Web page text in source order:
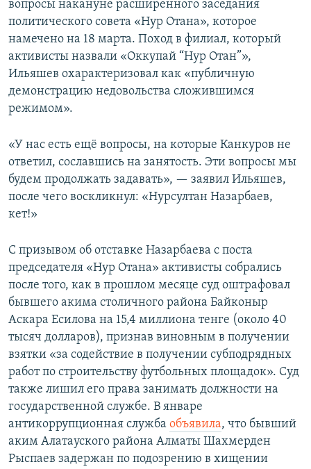
вопросы накануне расширенного заседания
политического совета «Нур Отана», которое
намечено на 18 марта. Поход в филиал, который
активисты назвали «Оккупай “Нур Отан”»,
Ильяшев охарактеризовал как «публичную
демонстрацию недовольства сложившимся
режимом».
«У нас есть ещё вопросы, на которые Канкуров не
ответил, сославшись на занятость. Эти вопросы мы
будем продолжать задавать», — заявил Ильяшев,
после чего воскликнул: «Нурсултан Назарбаев,
кет!»
С призывом об отставке Назарбаева с поста
председателя «Нур Отана» активисты собрались
после того, как в прошлом месяце суд оштрафовал
бывшего акима столичного района Байконыр
Аскара Есилова на 15,4 миллиона тенге (около 40
тысяч долларов), признав виновным в получении
взятки «за содействие в получении субподрядных
работ по строительству футбольных площадок». Суд
также лишил его права занимать должности на
государственной службе. В январе
антикоррупционная служба объявила, что бывший
аким Алатауского района Алматы Шахмерден
Рыспаев задержан по подозрению в хищении